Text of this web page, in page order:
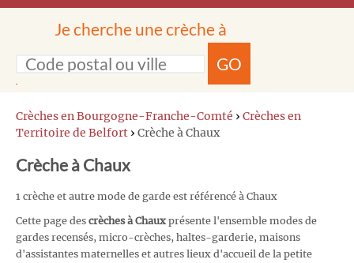
Je cherche une crèche à
GO
Crèches en Bourgogne-Franche-Comté › Crèches en
Territoire de Belfort › Crèche à Chaux
Crèche à Chaux
1 crèche et autre mode de garde est référencé à Chaux
Cette page des crèches à Chaux présente l'ensemble modes de
gardes recensés, micro-crèches, haltes-garderie, maisons
d'assistantes maternelles et autres lieux d'accueil de la petite